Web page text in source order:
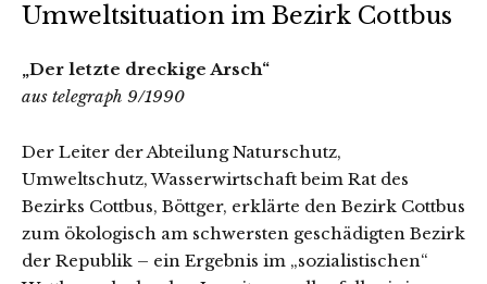
Umweltsituation im Bezirk Cottbus
„Der letzte dreckige Arsch“
aus telegraph 9/1990
Der Leiter der Abteilung Naturschutz,
Umweltschutz, Wasserwirtschaft beim Rat des
Bezirks Cottbus, Böttger, erklärte den Bezirk Cottbus
zum ökologisch am schwersten geschädigten Bezirk
der Republik – ein Ergebnis im „sozialistischen“